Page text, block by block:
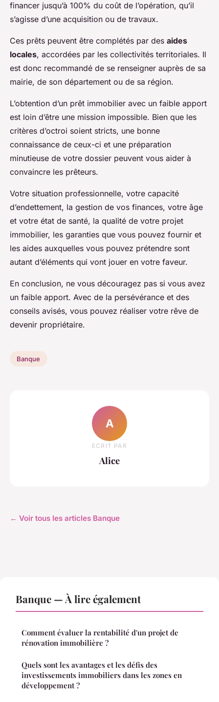
financer jusqu’à 100% du coût de l’opération, qu’il
s’agisse d’une acquisition ou de travaux.
Ces prêts peuvent être complétés par des aides
locales, accordées par les collectivités territoriales. Il
est donc recommandé de se renseigner auprès de sa
mairie, de son département ou de sa région.
L’obtention d’un prêt immobilier avec un faible apport
est loin d’être une mission impossible. Bien que les
critères d’octroi soient stricts, une bonne
connaissance de ceux-ci et une préparation
minutieuse de votre dossier peuvent vous aider à
convaincre les prêteurs.
Votre situation professionnelle, votre capacité
d’endettement, la gestion de vos finances, votre âge
et votre état de santé, la qualité de votre projet
immobilier, les garanties que vous pouvez fournir et
les aides auxquelles vous pouvez prétendre sont
autant d’éléments qui vont jouer en votre faveur.
En conclusion, ne vous découragez pas si vous avez
un faible apport. Avec de la persévérance et des
conseils avisés, vous pouvez réaliser votre rêve de
devenir propriétaire.
Banque
A
ECRIT PAR
Alice
← Voir tous les articles Banque
Banque — À lire également
Comment évaluer la rentabilité d'un projet de
rénovation immobilière ?
Quels sont les avantages et les défis des
investissements immobiliers dans les zones en
développement ?